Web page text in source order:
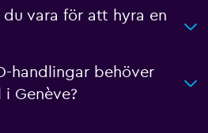
du vara för att hyra en
handlingar behöver
Genève?